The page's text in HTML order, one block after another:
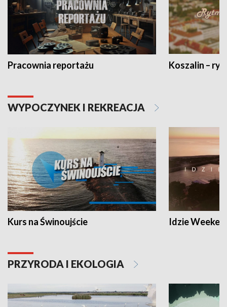
Pracownia reportażu Koszalin –
WYPOCZYNEK I REKREACJA
Kurs na Świnoujście Idzie
PRZYRODA I EKOLOGIA